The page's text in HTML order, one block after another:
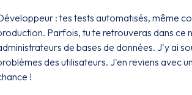
: tes tests automatisés, même
Parfois, tu te retrouveras dans ce
de bases de données. J'y ai
des utilisateurs. J'en reviens avec
!